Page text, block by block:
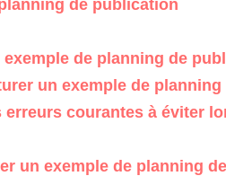
de publication
exemple de planning de
un exemple de
courantes à éviter
un exemple de planning